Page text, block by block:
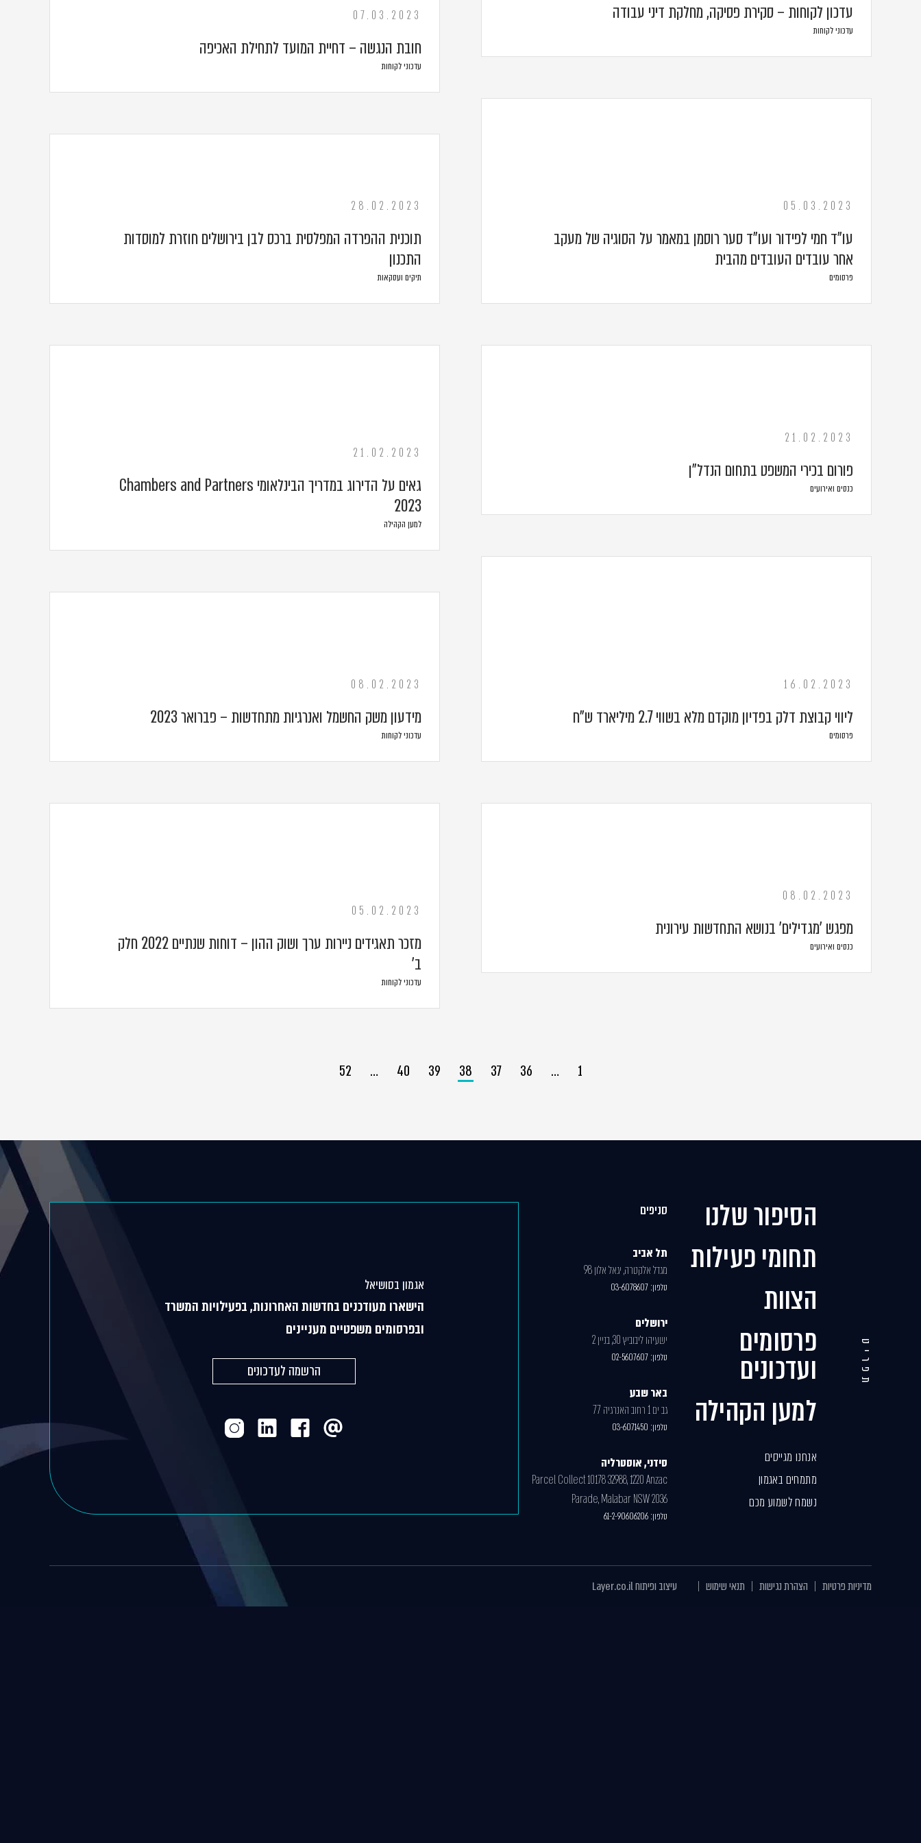
עדכון לקוחות – סקירת פסיקה, מחלקת דיני עבודה
עדכוני לקוחות
07.03.2023
חובת הנגשה – דחיית המועד לתחילת האכיפה
עדכוני לקוחות
05.03.2023
עו"ד חמי לפידור ועו"ד סער רוסמן במאמר על הסוגיה של מעקב
אחר עובדים העובדים מהבית
פרסומים
28.02.2023
תוכנית ההפרדה המפלסית ברכס לבן בירושלים חוזרת למוסדות
התכנון
תיקים ועסקאות
21.02.2023
פורום בכירי המשפט בתחום הנדל"ן
כנסים ואירועים
21.02.2023
גאים על הדירוג במדריך הבינלאומי Chambers and Partners
2023
למען הקהילה
16.02.2023
ליווי קבוצת דלק בפדיון מוקדם מלא בשווי 2.7 מיליארד ש"ח
פרסומים
08.02.2023
מידעון משק החשמל ואנרגיות מתחדשות – פברואר 2023
עדכוני לקוחות
08.02.2023
מפגש 'מגדילים' בנושא התחדשות עירונית
כנסים ואירועים
05.02.2023
מזכר תאגידים ניירות ערך ושוק ההון – דוחות שנתיים 2022 חלק
ב'
עדכוני לקוחות
1
…
36
37
38
39
40
…
52
תפריט
הסיפור שלנו
תחומי פעילות
הצוות
פרסומים
ועדכונים
למען הקהילה
אנחנו מגייסים
מתמחים באגמון
נשמח לשמוע מכם
סניפים
תל אביב
מגדל אלקטרה, יגאל אלון 98
טלפון: 03-6078607
ירושלים
ישעיהו ליבוביץ 30, בניין 2
טלפון: 02-5607607
באר שבע
גב ים 1 רחוב האנרגיה 77
טלפון: 03-6071450
סידני, אוסטרליה
Parcel Collect 10178 32988, 1220 Anzac
Parade, Malabar NSW 2036
טלפון: 61-2-90606206
אגמון בסושיאל
הישארו מעודכנים בחדשות האחרונות, בפעילויות המשרד
ובפרסומים משפטיים מעניינים
הרשמה לעדכונים
מדיניות פרטיות הצהרת נגישות תנאי שימוש עיצוב ופיתוחLayer.co.il